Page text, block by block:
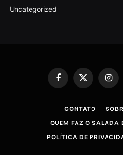
Uncategorized
Facebook
X
CONTATO
QUEM FAZ O SALADA
POLÍTICA DE